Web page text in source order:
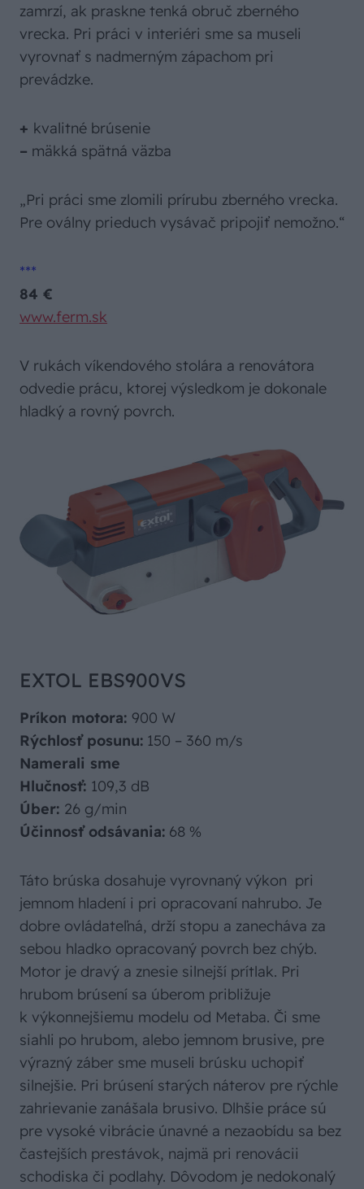
zamrzí, ak praskne tenká obruč zberného
vrecka. Pri práci v interiéri sme sa museli
vyrovnať s nadmerným zápachom pri
prevádzke.
+ kvalitné brúsenie
– mäkká spätná väzba
„Pri práci sme zlomili prírubu zberného vrecka.
Pre oválny prieduch vysávač pripojiť nemožno.“
***
84 €
www.ferm.sk
V rukách víkendového stolára a renovátora
odvedie prácu, ktorej výsledkom je dokonale
hladký a rovný povrch.
EXTOL EBS900VS
Príkon motora: 900 W
Rýchlosť posunu: 150 – 360 m/s
Namerali sme
Hlučnosť: 109,3 dB
Úber: 26 g/min
Účinnosť odsávania: 68 %
Táto brúska dosahuje vyrovnaný výkon pri
jemnom hladení i pri opracovaní nahrubo. Je
dobre ovládateľná, drží stopu a zanecháva za
sebou hladko opracovaný povrch bez chýb.
Motor je dravý a znesie silnejší prítlak. Pri
hrubom brúsení sa úberom približuje
k výkonnejšiemu modelu od Metaba. Či sme
siahli po hrubom, alebo jemnom brusive, pre
výrazný záber sme museli brúsku uchopiť
silnejšie. Pri brúsení starých náterov pre rýchle
zahrievanie zanášala brusivo. Dlhšie práce sú
pre vysoké vibrácie únavné a nezaobídu sa bez
častejších prestávok, najmä pri renovácii
schodiska či podlahy. Dôvodom je nedokonalý